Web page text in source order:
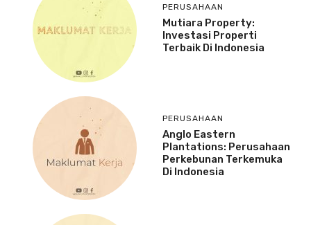
PERUSAHAAN
Mutiara Property:
Investasi Properti
Terbaik Di Indonesia
PERUSAHAAN
Anglo Eastern
Plantations: Perusahaan
Perkebunan Terkemuka
Di Indonesia